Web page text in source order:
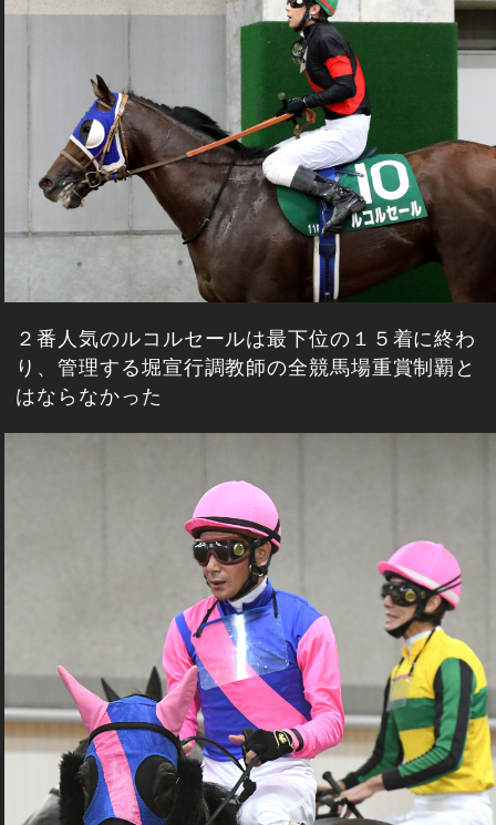
２番人気のルコルセールは最下位の１５着に終わ
り、管理する堀宣行調教師の全競馬場重賞制覇と
はならなかった